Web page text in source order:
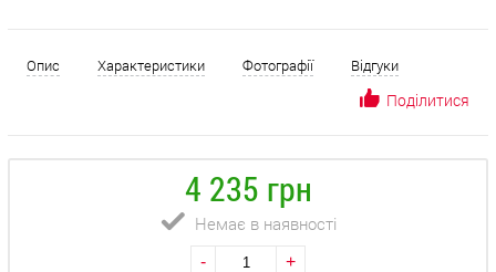
Опис Характеристики Фотографії Відгуки
Поділитися
4 235 грн
Немає в наявності
- +